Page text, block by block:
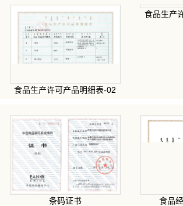
食品生产许可产品明细表-02
食品生产
条码证书 食品